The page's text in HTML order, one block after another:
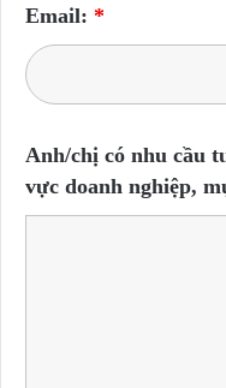
Email: *
Anh/chị có nhu cầu
vực doanh nghiệp,